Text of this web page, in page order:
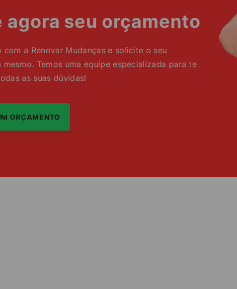
agora seu orçamento
com a Renovar Mudanças e solicite o seu
Temos uma equipe especializada para te
as suas dúvidas!
ORÇAMENTO